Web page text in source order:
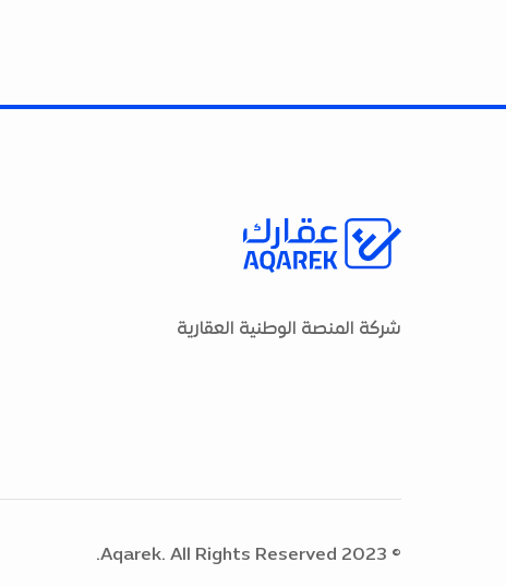
شركة المنصة الوطنية العقارية
© 2023 Aqarek. All Rights Reserved.